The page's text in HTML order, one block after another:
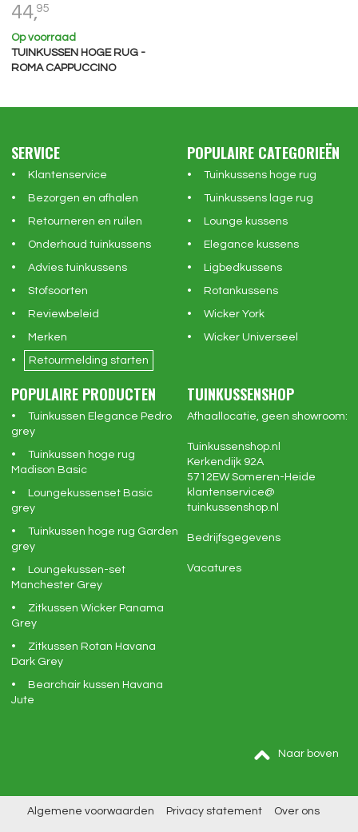
44,95
Op voorraad
TUINKUSSEN HOGE RUG -
ROMA CAPPUCCINO
SERVICE
Klantenservice
Bezorgen en afhalen
Retourneren en ruilen
Onderhoud tuinkussens
Advies tuinkussens
Stofsoorten
Reviewbeleid
Merken
Retourmelding starten
POPULAIRE CATEGORIEËN
Tuinkussens hoge rug
Tuinkussens lage rug
Lounge kussens
Elegance kussens
Ligbedkussens
Rotankussens
Wicker York
Wicker Universeel
POPULAIRE PRODUCTEN
Tuinkussen Elegance Pedro
grey
Tuinkussen hoge rug
Madison Basic
Loungekussenset Basic
grey
Tuinkussen hoge rug Garden
grey
Loungekussen-set
Manchester Grey
Zitkussen Wicker Panama
Grey
Zitkussen Rotan Havana
Dark Grey
Bearchair kussen Havana
Jute
TUINKUSSENSHOP
Afhaallocatie, geen showroom:
Tuinkussenshop.nl
Kerkendijk 92A
5712EW Someren-Heide
klantenservice@
tuinkussenshop.nl
Bedrijfsgegevens
Vacatures
Naar boven
Algemene voorwaarden Privacy statement Over ons